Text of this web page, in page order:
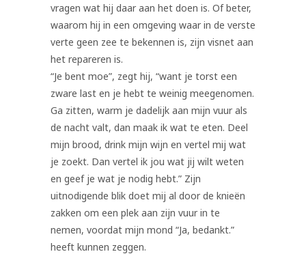
vragen wat hij daar aan het doen is. Of beter,
waarom hij in een omgeving waar in de verste
verte geen zee te bekennen is, zijn visnet aan
het repareren is.
“Je bent moe”, zegt hij, “want je torst een
zware last en je hebt te weinig meegenomen.
Ga zitten, warm je dadelijk aan mijn vuur als
de nacht valt, dan maak ik wat te eten. Deel
mijn brood, drink mijn wijn en vertel mij wat
je zoekt. Dan vertel ik jou wat jij wilt weten
en geef je wat je nodig hebt.” Zijn
uitnodigende blik doet mij al door de knieën
zakken om een plek aan zijn vuur in te
nemen, voordat mijn mond “Ja, bedankt.”
heeft kunnen zeggen.